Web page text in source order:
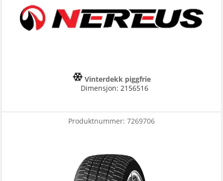
Vinterdekk piggfrie
Dimensjon: 2156516
Produktnummer: 7269706